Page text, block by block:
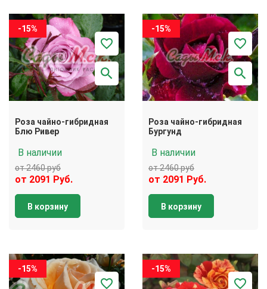
-15%
Роза чайно-гибридная
Блю Ривер
В наличии
от 2460 руб
от 2091 Руб.
В корзину
-15%
Роза чайно-гибридная
Бургунд
В наличии
от 2460 руб
от 2091 Руб.
В корзину
-15% -15%